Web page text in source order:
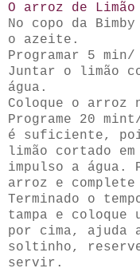
O arroz de
No copo da
o azeite.
Programar 5 min/
Juntar o limão
água.
Coloque o arroz
Programe 20
é suficiente,
limão cortado
impulso a água.
arroz e complete
Terminado o
tampa e coloque
por cima, ajuda
soltinho,
servir.